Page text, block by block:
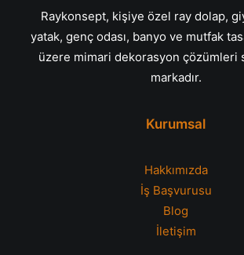
Raykonsept, kişiye özel ray dolap,
yatak, genç odası, banyo ve mutfak
üzere mimari dekorasyon çözümleri
markadır.
Kurumsal
Hakkımızda
İş Başvurusu
Blog
İletişim